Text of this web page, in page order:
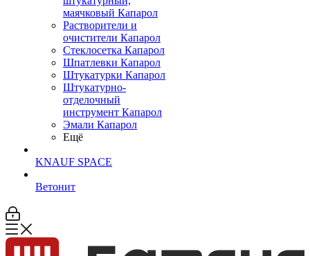
маячковый Капарол
Растворители и
очистители Капарол
Cтеклосетка Капарол
Шпатлевки Капарол
Штукатурки Капарол
Штукатурно-
отделочный
инструмент Капарол
Эмали Капарол
Ещё
KNAUF SPACE
Ветонит